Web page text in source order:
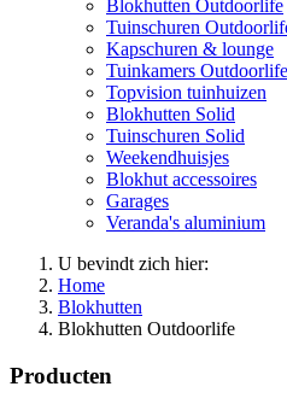
Blokhutten Outdoorlife
Tuinschuren
Kapschuren & lounge
Tuinkamers Outdoorlife
Topvision tuinhuizen
Blokhutten Solid
Tuinschuren Solid
Weekendhuisjes
Blokhut accessoires
Garages
Veranda's aluminium
U bevindt zich hier:
Home
Blokhutten
Blokhutten Outdoorlife
Producten